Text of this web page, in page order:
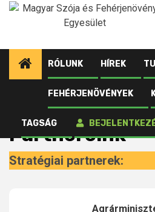
Ugrás
RÓLUNK HÍREK
FEHÉRJENÖVÉNYEK
TAGSÁG
Kezdőlap Rólunk
Partnereink
Stratégiai partnerek: